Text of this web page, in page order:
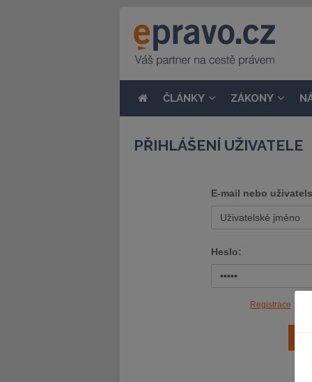
ČLÁNKY ZÁKONY
PŘIHLÁŠENÍ UŽIVATELE
E-mail nebo
Heslo:
Registrace